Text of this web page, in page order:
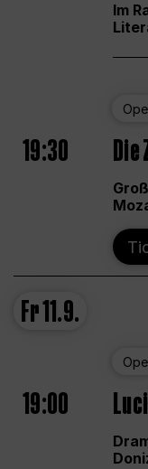
Im
19:30
Fr11.9.
19:00